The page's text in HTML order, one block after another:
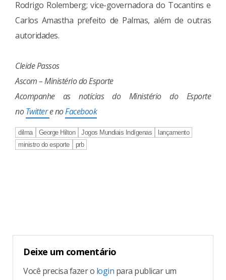
Rodrigo Rolemberg; vice-governadora do Tocantins e
Carlos Amastha prefeito de Palmas, além de outras
autoridades.
Cleide Passos
Ascom – Ministério do Esporte
Acompanhe as notícias do Ministério do Esporte
noTwittere noFacebook
dilma George Hilton Jogos Mundiais Indígenas
lançamento
ministro do esporte
prb
Deixe um comentário
Você precisa fazer o login para publicar um